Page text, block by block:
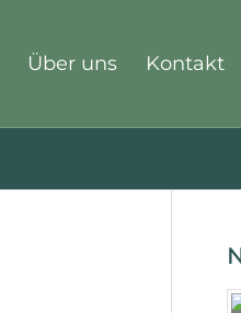
Über uns Kontakt